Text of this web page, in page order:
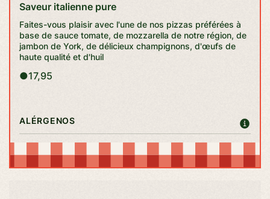
Saveur italienne pure
Faites-vous plaisir avec l'une de nos pizzas préférées à
base de sauce tomate, de mozzarella de notre région, de
jambon de York, de délicieux champignons, d'œufs de
haute qualité et d'huil
●17,95
ALÉRGENOS